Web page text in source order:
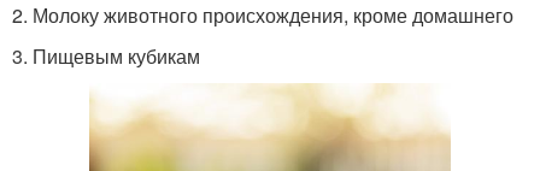
2. Молоку животного происхождения, кроме домашнего
3. Пищевым кубикам